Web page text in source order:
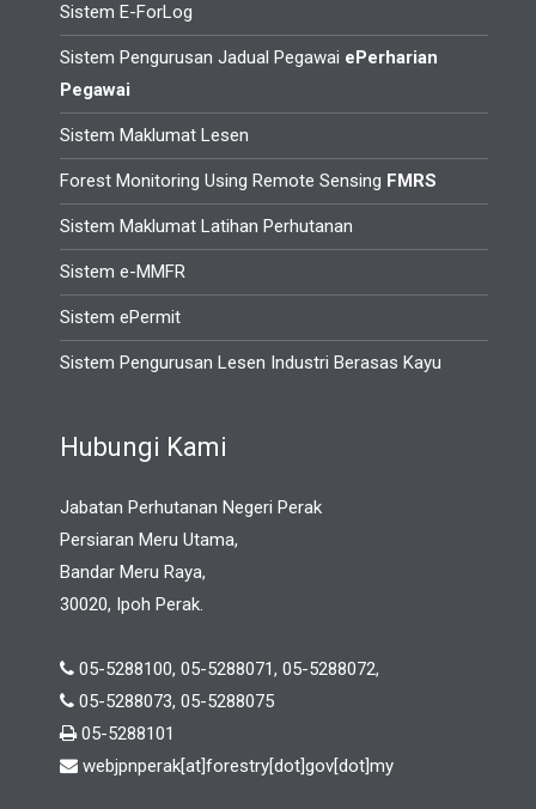
Sistem E-ForLog
Sistem Pengurusan Jadual Pegawai ePerharian
Pegawai
Sistem Maklumat Lesen
Forest Monitoring Using Remote Sensing FMRS
Sistem Maklumat Latihan Perhutanan
Sistem e-MMFR
Sistem ePermit
Sistem Pengurusan Lesen Industri Berasas Kayu
Hubungi Kami
Jabatan Perhutanan Negeri Perak
Persiaran Meru Utama,
Bandar Meru Raya,
30020, Ipoh Perak.
05-5288100, 05-5288071, 05-5288072,
05-5288073, 05-5288075
05-5288101
webjpnperak[at]forestry[dot]gov[dot]my